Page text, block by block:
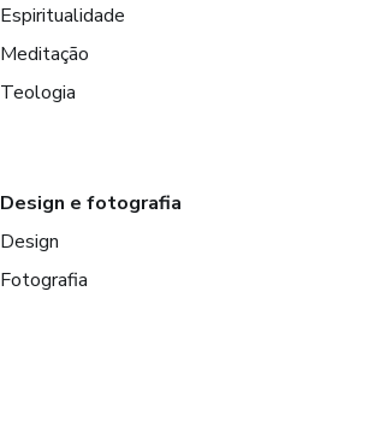
Espiritualidade
Meditação
Teologia
Design e fotografia
Design
Fotografia